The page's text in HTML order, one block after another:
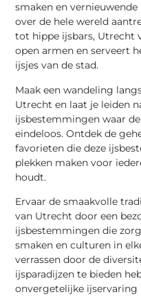
smaken en
over de hele wereld
tot hippe ijsbars, Utrecht
open armen en serveert
ijsjes van de stad.
Maak een wandeling
Utrecht en laat je leiden
ijsbestemmingen waar
eindeloos. Ontdek de
favorieten die deze
plekken maken voor
houdt.
Ervaar de smaakvolle
van Utrecht door een
ijsbestemmingen die
smaken en culturen in
verrassen door de
ijsparadijzen te bieden
onvergetelijke ijservaring